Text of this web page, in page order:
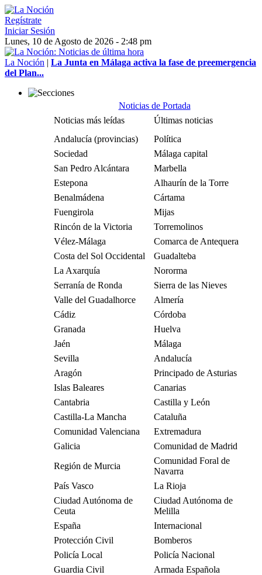
Regístrate
Iniciar Sesión
Lunes, 10 de Agosto de 2026 - 2:48 pm
La Noción | La Junta en Málaga activa la fase de preemergencia
del Plan...
Noticias de Portada
Noticias más leídas
Últimas noticias
Andalucía (provincias)
Política
Sociedad
Málaga capital
San Pedro Alcántara
Marbella
Estepona
Alhaurín de la Torre
Benalmádena
Cártama
Fuengirola
Mijas
Rincón de la Victoria
Torremolinos
Vélez-Málaga
Comarca de Antequera
Costa del Sol Occidental
Guadalteba
La Axarquía
Nororma
Serranía de Ronda
Sierra de las Nieves
Valle del Guadalhorce
Almería
Cádiz
Córdoba
Granada
Huelva
Jaén
Málaga
Sevilla
Andalucía
Aragón
Principado de Asturias
Islas Baleares
Canarias
Cantabria
Castilla y León
Castilla-La Mancha
Cataluña
Comunidad Valenciana
Extremadura
Galicia
Comunidad de Madrid
Región de Murcia
Comunidad Foral de
Navarra
País Vasco
La Rioja
Ciudad Autónoma de
Ceuta
Ciudad Autónoma de
Melilla
España
Internacional
Protección Civil
Bomberos
Policía Local
Policía Nacional
Guardia Civil
Armada Española